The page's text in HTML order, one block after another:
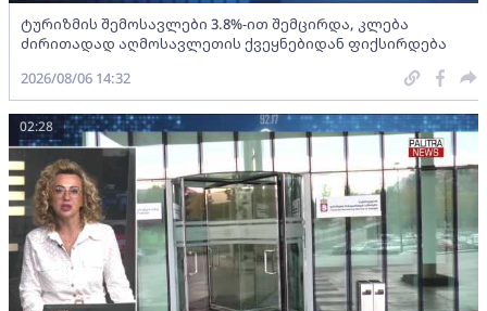
ტურიზმის შემოსავლები 3.8%-ით შემცირდა, კლება
ძირითადად აღმოსავლეთის ქვეყნებიდან ფიქსირდება
2026/08/06 14:32
02:28